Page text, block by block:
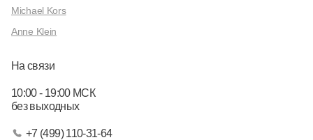
Michael Kors
Anne Klein
На связи
10:00 - 19:00 МСК
без выходных
+7 (499) 110-31-64